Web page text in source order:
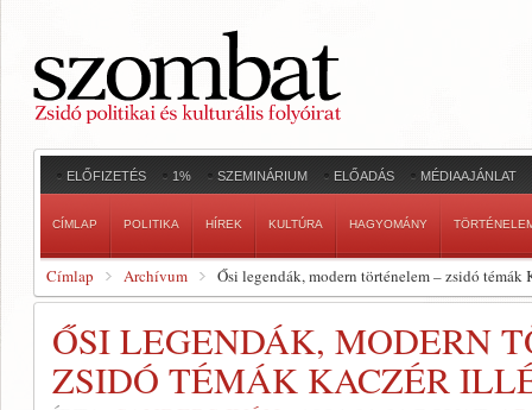
ELŐFIZETÉS 1% SZEMINÁRIUM ELŐADÁS MÉDIAAJÁNLAT
CÍMLAP POLITIKA HÍREK KULTÚRA HAGYOMÁNY
Címlap Archívum Ősi legendák, modern történelem – zsidó témák
ŐSI LEGENDÁK, MODERN
ZSIDÓ TÉMÁK KACZÉR